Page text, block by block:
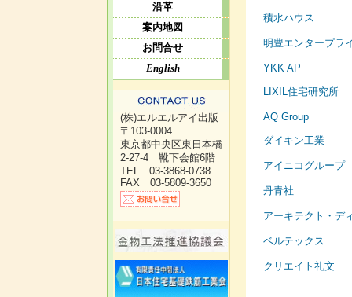
沿革
案内地図
お問合せ
English
(株)エルエルアイ出版
〒103-0004
東京都中央区東日本橋
2-27-4 靴下会館6階
TEL 03-3868-0738
FAX 03-5809-3650
積水ハウス
明豊エンタープラ
YKK AP
LIXIL住宅研究所
AQ Group
ダイキン工業
アイニコグループ
丹青社
アーキテクト・デ
ベルテックス
クリエイト礼文